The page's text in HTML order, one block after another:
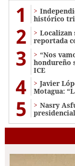
1
histórico
2
Localizan
reportada
3
“Nos
hondureño
ICE
4
Javier
Motagua:
5
Nasry
presidencial